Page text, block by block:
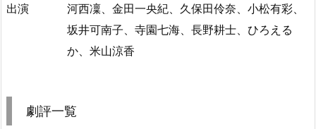
出演
河西凜、金田一央紀、久保田伶奈、小松有彩、
坂井可南子、寺園七海、長野耕士、ひろえる
か、米山涼香
劇評一覧